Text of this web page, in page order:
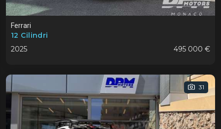
Ferrari
12 Cilindri
2025
495 000 €
31